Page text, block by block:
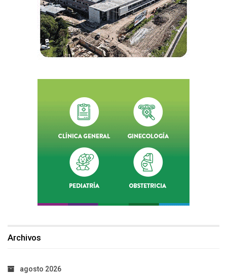
Archivos
agosto 2026